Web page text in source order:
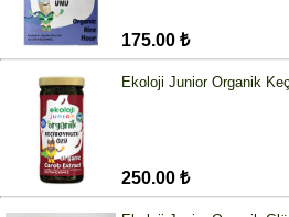
175.00 ₺
Ekoloji Junior Organik
250.00 ₺